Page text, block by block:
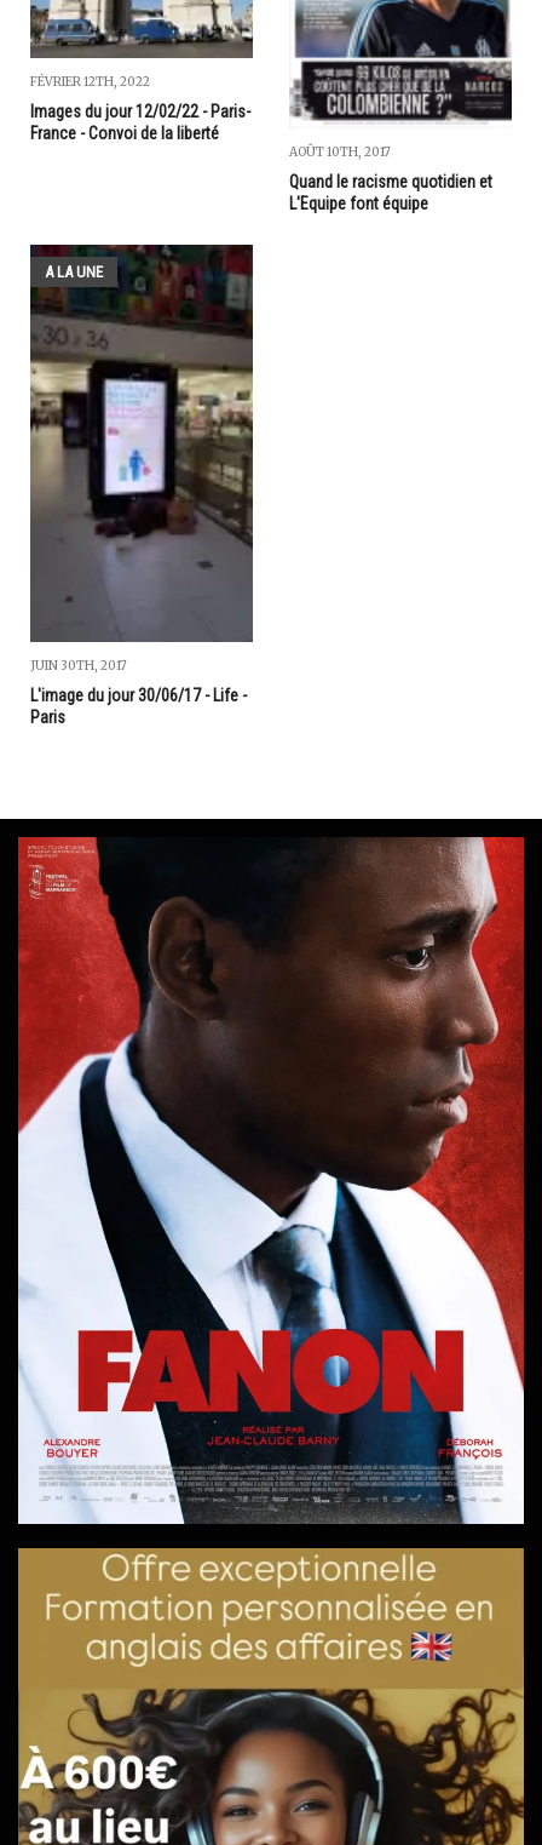
FÉVRIER 12TH, 2022
Images du jour 12/02/22 - Paris-
France - Convoi de la liberté
AOÛT 10TH, 2017
Quand le racisme quotidien et
L'Equipe font équipe
A LA UNE
JUIN 30TH, 2017
L'image du jour 30/06/17 - Life -
Paris